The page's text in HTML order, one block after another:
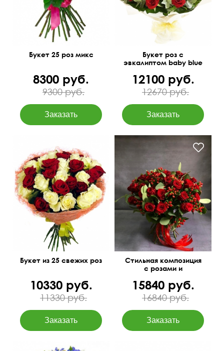
Букет 25 роз микс
8300 руб.
9300 руб.
Букет роз с
эвкалиптом baby blue
12100 руб.
12670 руб.
Премиум сорта
60 см
40 см
Букет из 25 свежих роз
10330 руб.
11330 руб.
Бесплатная доставка
цветов
Стильная композиция
с розами и
"Страстный вечер"
15840 руб.
16840 руб.